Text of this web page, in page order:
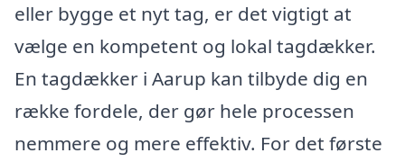
eller bygge et nyt tag, er det vigtigt at
vælge en kompetent og lokal tagdækker.
En tagdækker i Aarup kan tilbyde dig en
række fordele, der gør hele processen
nemmere og mere effektiv. For det første